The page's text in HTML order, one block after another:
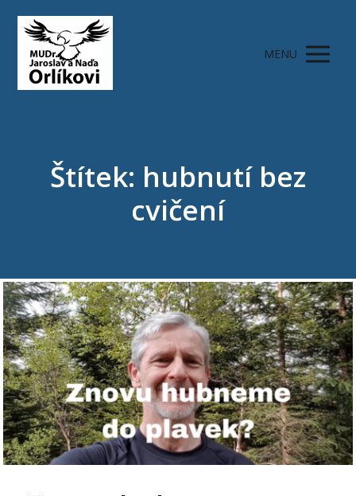
MENU
Štítek: hubnutí bez
cvičení